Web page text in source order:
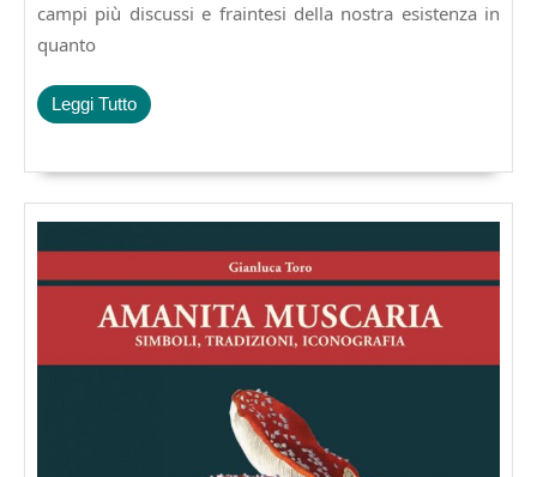
campi più discussi e fraintesi della nostra esistenza in
quanto
Leggi TuttoLeggi
Tutto